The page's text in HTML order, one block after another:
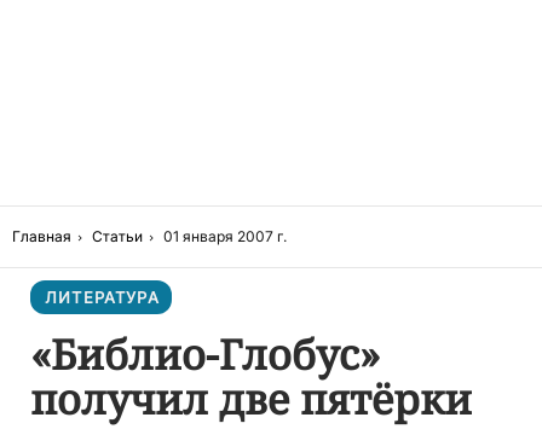
Главная Статьи 01 января 2007 г.
ЛИТЕРАТУРА
«Библио-Глобус»
получил две пятёрки